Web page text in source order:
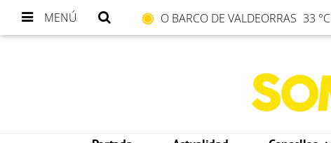
MENÚ O BARCO DE VALDEORRAS 33 °C